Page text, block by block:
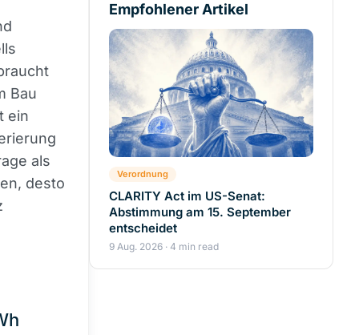
Bau
ein
als
desto
Empfohlener Artikel
Verordnung
CLARITY Act im US-Senat:
Abstimmung am 15. September
entscheidet
9 Aug. 2026 · 4 min read